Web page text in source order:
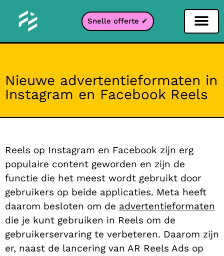
Snelle offerte ✔
Nieuwe advertentieformaten in
Instagram en Facebook Reels
Reels op Instagram en Facebook zijn erg
populaire content geworden en zijn de
functie die het meest wordt gebruikt door
gebruikers op beide applicaties. Meta heeft
daarom besloten om de advertentieformaten
die je kunt gebruiken in Reels om de
gebruikerservaring te verbeteren. Daarom zijn
er, naast de lancering van AR Reels Ads op